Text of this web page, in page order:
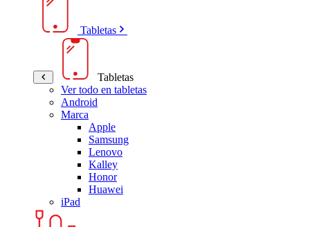
Tabletas
Tabletas
Ver todo en tabletas
Android
Marca
Apple
Samsung
Lenovo
Kalley
Honor
Huawei
iPad